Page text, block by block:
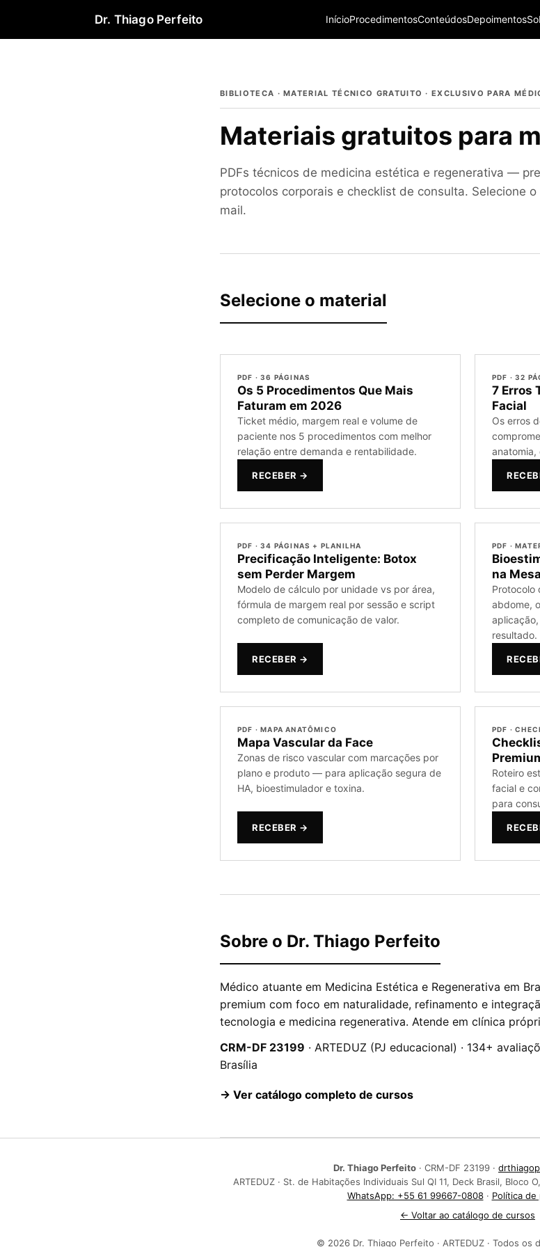
Dr. Thiago Perfeito InícioProcedimentosConteúdosDepoimentos
BIBLIOTECA · MATERIAL TÉCNICO GRATUITO · EXCLUSIVO PARA
Materiais gratuitos para
PDFs técnicos de medicina estética e regenerativa —
protocolos corporais e checklist de consulta. Selecione
mail.
Selecione o material
PDF · 36 PÁGINAS
Os 5 Procedimentos Que Mais
Faturam em 2026
Ticket médio, margem real e volume de
paciente nos 5 procedimentos com melhor
relação entre demanda e rentabilidade.
RECEBER →
PDF · 32
7 Erros
Facial
Os erros
anatomia,
PDF · 34 PÁGINAS + PLANILHA
Precificação Inteligente: Botox
sem Perder Margem
Modelo de cálculo por unidade vs por área,
fórmula de margem real por sessão e script
completo de comunicação de valor.
RECEBER →
PDF ·
na Mesa
Protocolo
abdome,
resultado.
PDF · MAPA ANATÔMICO
Mapa Vascular da Face
Zonas de risco vascular com marcações por
plano e produto — para aplicação segura de
HA, bioestimulador e toxina.
RECEBER →
PDF ·
Roteiro
facial e
para
Sobre o Dr. Thiago Perfeito
Médico atuante em Medicina Estética e Regenerativa em
premium com foco em naturalidade, refinamento e
tecnologia e medicina regenerativa. Atende em clínica
CRM-DF 23199 · ARTEDUZ (PJ educacional) · 134+
Brasília
→ Ver catálogo completo de cursos
Dr. Thiago Perfeito · CRM-DF 23199 ·
ARTEDUZ · St. de Habitações Individuais Sul QI 11, Deck Brasil, Bloco
WhatsApp: +55 61 99667-0808· Política de
← Voltar ao catálogo de cursos
© 2026 Dr. Thiago Perfeito · ARTEDUZ · Todos os